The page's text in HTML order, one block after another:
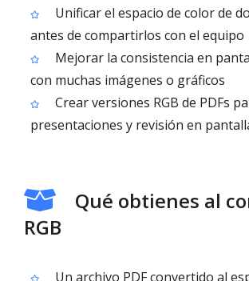
Unificar el espacio de color de
antes de compartirlos con el equipo
Mejorar la consistencia en
con muchas imágenes o gráficos
Crear versiones RGB de PDFs
presentaciones y revisión en
Qué obtienes al
RGB
Un archivo PDF convertido al